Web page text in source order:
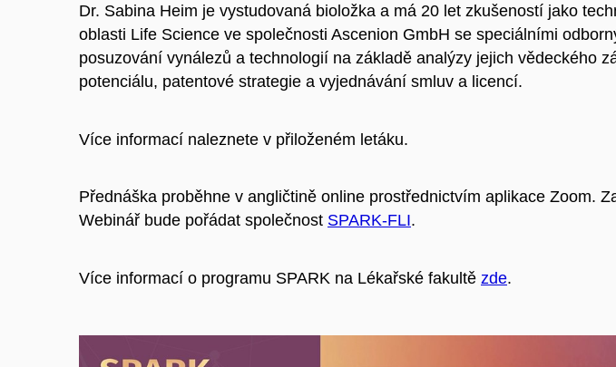
Dr. Sabina Heim je vystudovaná bioložka a má 20 let zkušeností jako
oblasti Life Science ve společnosti Ascenion GmbH se speciálními
posuzování vynálezů a technologií na základě analýzy jejich vědeckého
potenciálu, patentové strategie a vyjednávání smluv a licencí.
Více informací naleznete v přiloženém letáku.
Přednáška proběhne v angličtině online prostřednictvím aplikace Zoom.
Webinář bude pořádat společnost SPARK-FLI.
Více informací o programu SPARK na Lékařské fakultě zde.